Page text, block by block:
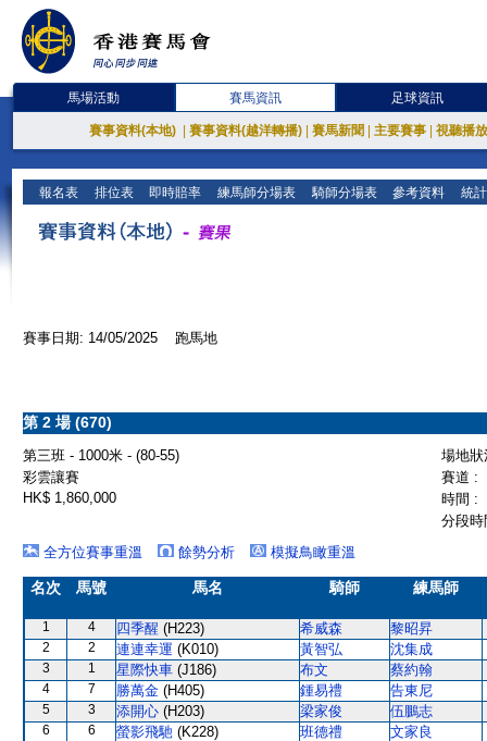
馬場活動 賽馬資訊 足球資訊
賽事資料(本地) 賽事資料(越洋轉播) 賽馬新聞 主要賽事 視聽播
報名表 排位表 即時賠率 練馬師分場表 騎師分場表 參考資料 統
賽事日期: 14/05/2025 跑馬地
第 2 場 (670)
第三班 - 1000米 - (80-55)
場地
彩雲讓賽
賽道 :
HK$ 1,860,000
時間 :
分段
全方位賽事重溫
餘勢分析 模擬鳥瞰重溫
名次 馬號 馬名 騎師 練馬師
1 4 四季醒 (H223) 希威森 黎昭昇
2 2 連連幸運 (K010) 黃智弘 沈集成
3 1 星際快車 (J186) 布文 蔡約翰
4 7 勝萬金 (H405) 鍾易禮 告東尼
5 3 添開心 (H203) 梁家俊 伍鵬志
6 6 螢影飛馳 (K228) 班德禮 文家良